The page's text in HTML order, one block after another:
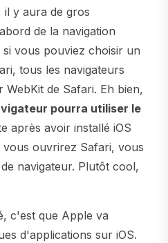
il y aura de gros
de la navigation
vous pouviez choisir un
tous les navigateurs
de Safari. Eh bien,
pourra utiliser le
après avoir installé iOS
vous ouvrirez Safari, vous
navigateur. Plutôt cool,
c'est que Apple va
d'applications sur iOS.